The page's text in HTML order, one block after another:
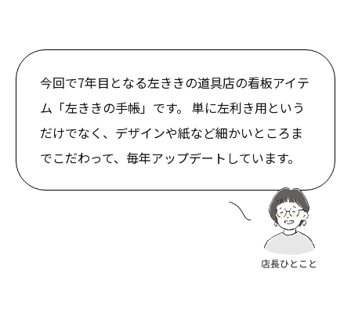
今回で7年目となる左ききの道具店の看板アイテ
ム「左ききの手帳」です。 単に左利き用という
だけでなく、デザインや紙など細かいところま
でこだわって、毎年アップデートしています。